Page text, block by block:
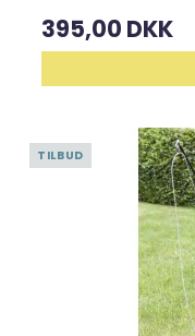
395,00 DKK
TILBUD